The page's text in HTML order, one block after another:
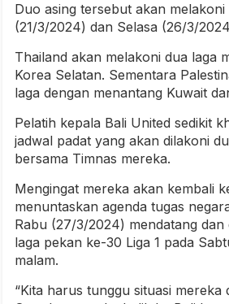
Duo asing tersebut akan melakoni
(21/3/2024) dan Selasa (26/3/
Thailand akan melakoni dua laga
Korea Selatan. Sementara
laga dengan menantang Kuwait
Pelatih kepala Bali United sedikit
jadwal padat yang akan dilakoni
bersama Timnas mereka.
Mengingat mereka akan kembali
menuntaskan agenda tugas
Rabu (27/3/2024) mendatang dan
laga pekan ke-30 Liga 1 pada
malam.
“Kita harus tunggu situasi mereka